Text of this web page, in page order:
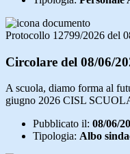
Protocollo 12799/2026 del
Circolare del 08/06/
A scuola, diamo forma al
giugno 2026 CISL
Pubblicato il: 08/06/
Tipologia: Albo